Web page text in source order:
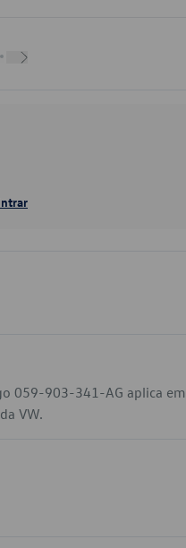
059-903-341-AG aplica em
VW.